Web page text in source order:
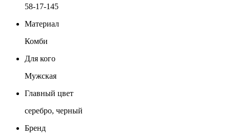
58-17-145
Материал
Комби
Для кого
Мужская
Главный цвет
серебро, черный
Бренд